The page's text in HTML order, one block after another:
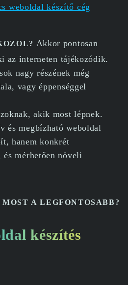
weboldal készítő cég
Akkor pontosan
az interneten tájékozódik.
nagy részének még
vagy éppenséggel
akik most lépnek.
és megbízható weboldal
hanem konkrét
és mérhetően növeli
A LEGFONTOSABB?
készítés